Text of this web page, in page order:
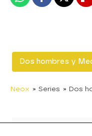
Dos hombres y
Neox » Series » Dos